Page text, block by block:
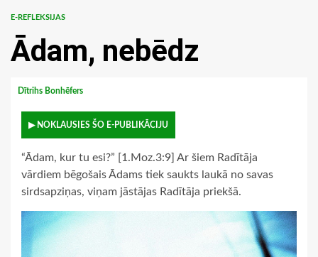
E-REFLEKSIJAS
Ādam, nebēdz
Dītrihs Bonhēfers
▶ NOKLAUSIES ŠO E-PUBLIKĀCIJU
“Ādam, kur tu esi?” [1.Moz.3:9] Ar šiem Radītāja
vārdiem bēgošais Ādams tiek saukts laukā no savas
sirdsapziņas, viņam jāstājas Radītāja priekšā.